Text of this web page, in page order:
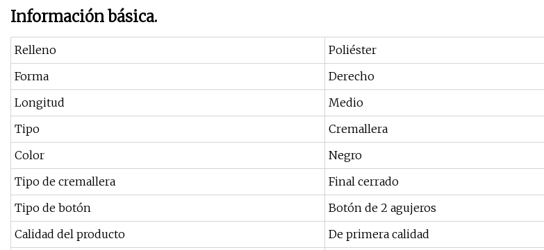
Información básica.
Relleno
Poliéster
Forma
Derecho
Longitud
Medio
Tipo
Cremallera
Color
Negro
Tipo de cremallera
Final cerrado
Tipo de botón
Botón de 2 agujeros
Calidad del producto
De primera calidad